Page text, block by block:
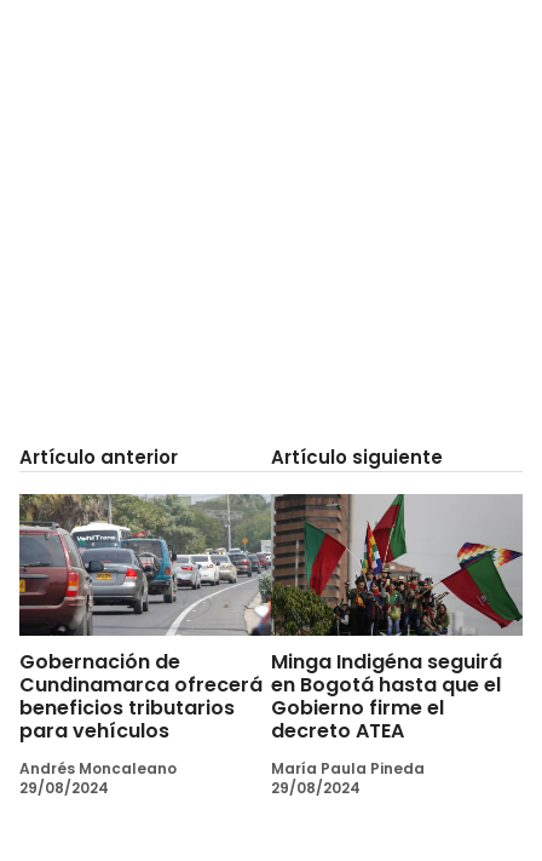
Artículo anterior
Gobernación de
Cundinamarca ofrecerá
beneficios tributarios
para vehículos
Andrés Moncaleano
29/08/2024
Artículo siguiente
Minga Indigéna seguirá
en Bogotá hasta que el
Gobierno firme el
decreto ATEA
María Paula Pineda
29/08/2024